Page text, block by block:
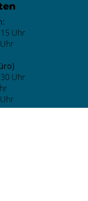
Uhr
Uhr